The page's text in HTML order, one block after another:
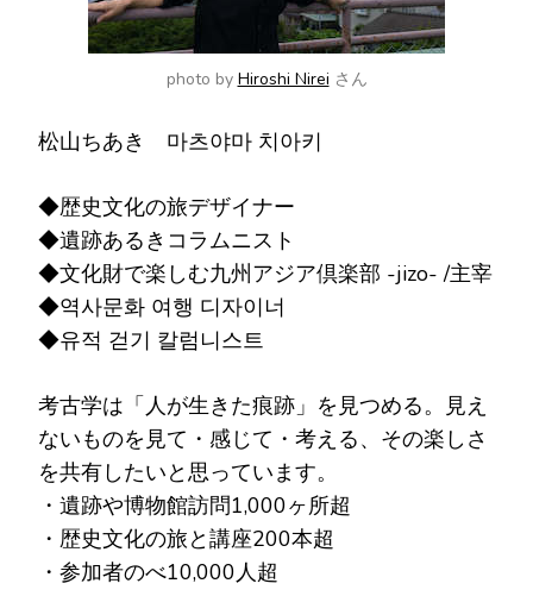
photo by Hiroshi Nirei さん
松山ちあき 마츠야마 치아키
◆歴史文化の旅デザイナー
◆遺跡あるきコラムニスト
◆文化財で楽しむ九州アジア倶楽部 -jizo- /主宰
◆역사문화 여행 디자이너
◆유적 걷기 칼럼니스트
考古学は「人が生きた痕跡」を見つめる。見え
ないものを見て・感じて・考える、その楽しさ
を共有したいと思っています。
・遺跡や博物館訪問1,000ヶ所超
・歴史文化の旅と講座200本超
・参加者のべ10,000人超